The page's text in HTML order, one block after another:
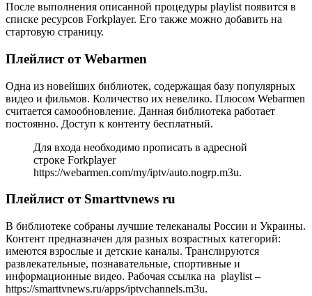
После выполнения описанной процедуры playlist появится в
списке ресурсов Forkplayer. Его также можно добавить на
стартовую страницу.
Плейлист от Webarmen
Одна из новейших библиотек, содержащая базу популярных
видео и фильмов. Количество их невелико. Плюсом Webarmen
считается самообновление. Данная библиотека работает
постоянно. Доступ к контенту бесплатный.
Для входа необходимо прописать в адресной
строке Forkplayer
https://webarmen.com/my/iptv/auto.nogrp.m3u.
Плейлист от Smarttvnews ru
В библиотеке собраны лучшие телеканалы России и Украины.
Контент предназначен для разных возрастных категорий:
имеются взрослые и детские каналы. Транслируются
развлекательные, познавательные, спортивные и
информационные видео. Рабочая ссылка на playlist –
https://smarttvnews.ru/apps/iptvchannels.m3u.